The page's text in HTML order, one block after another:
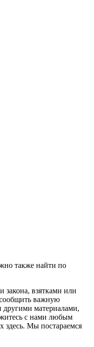
также найти по
закона, взятками или
сообщить важную
материалами,
с нами любым
здесь. Мы постараемся